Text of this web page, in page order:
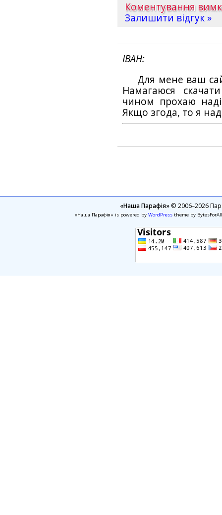
Коментування
Залишити відгук »
ІВАН
Для мене ваш
Намагаюся
чином прохаю
Якщо згода, то я
«Наша Парафія»© 2006–2026
«Наша Парафія» is powered by WordPresstheme by